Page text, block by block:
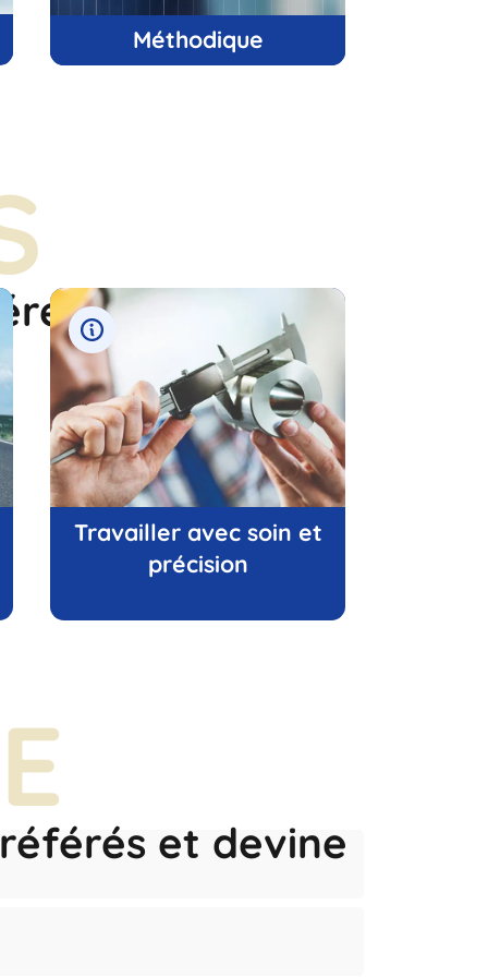
Méthodique
Travailler avec soin et
précision
et devine